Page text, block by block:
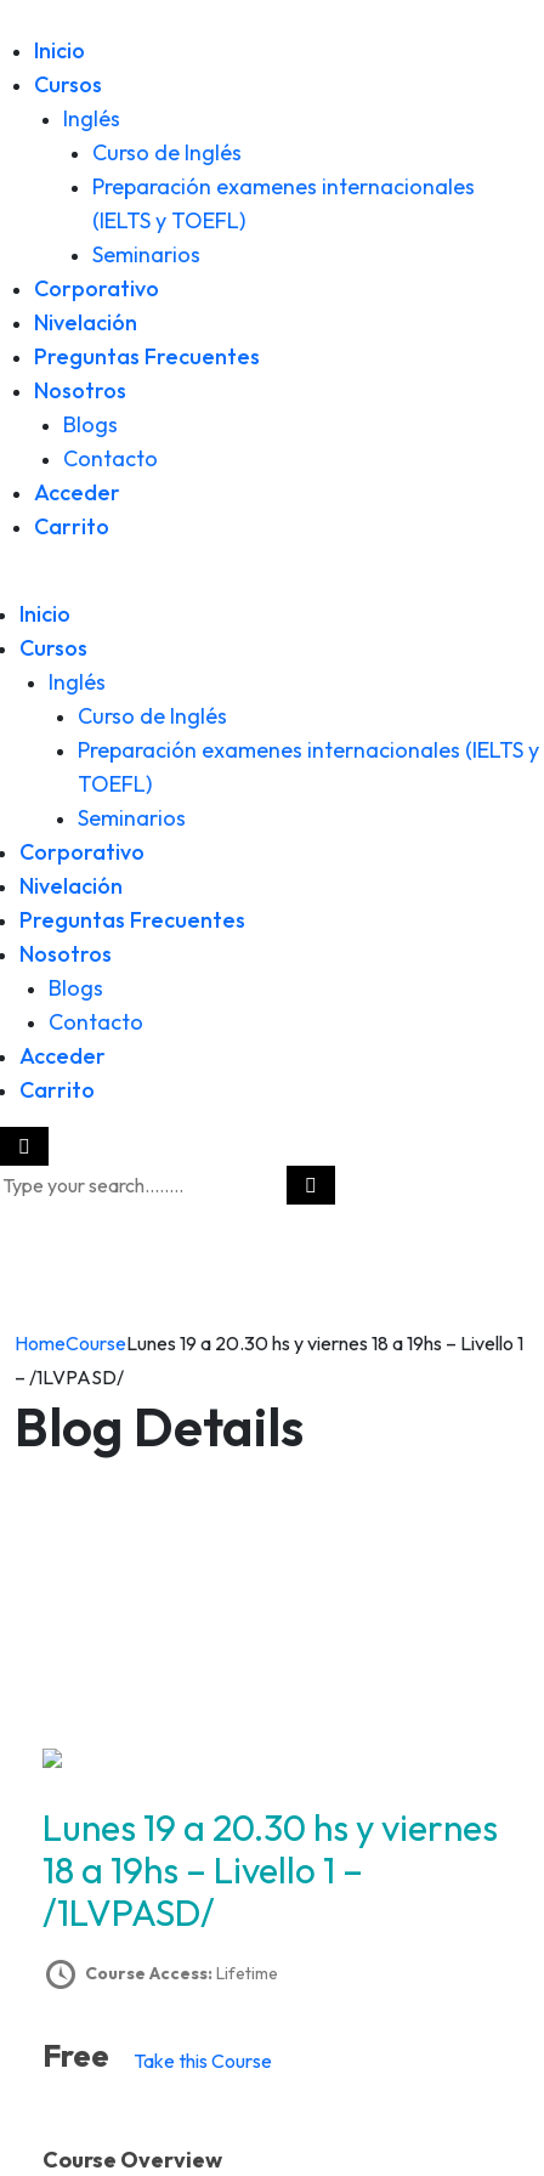
Inicio
Cursos
Inglés
Curso de Inglés
Preparación examenes internacionales
(IELTS y TOEFL)
Seminarios
Corporativo
Nivelación
Preguntas Frecuentes
Nosotros
Blogs
Contacto
Acceder
Carrito
Inicio
Cursos
Inglés
Curso de Inglés
Preparación examenes internacionales (IELTS y
TOEFL)
Seminarios
Corporativo
Nivelación
Preguntas Frecuentes
Nosotros
Blogs
Contacto
Acceder
Carrito
HomeCourseLunes 19 a 20.30 hs y viernes 18 a 19hs – Livello 1
– /1LVPASD/
Blog Details
Lunes 19 a 20.30 hs y viernes
18 a 19hs – Livello 1 –
/1LVPASD/
Course Access: Lifetime
Free Take this Course
Course Overview